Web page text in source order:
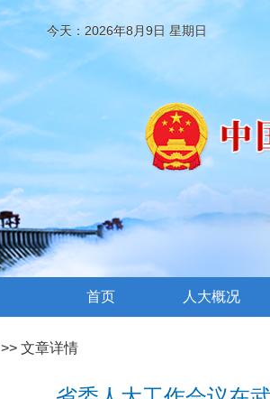
今天：2026年8月9日 星期日
首页 人大概况
>> 文章详情